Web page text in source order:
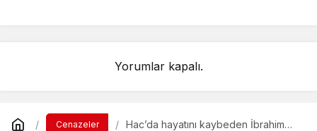
Yorumlar kapalı.
Cenazeler
Hac’da hayatını kaybeden İbrahim